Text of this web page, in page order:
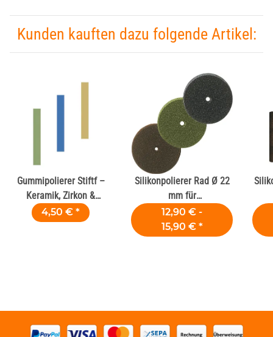
Kunden kauften dazu folgende Artikel:
Gummipolierer Stiftf –
Keramik, Zirkon &
Komposit
4,50 € *
Silikonpolierer Rad Ø 22
mm für
Dentallegierungen
12,90 € -
15,90 € *